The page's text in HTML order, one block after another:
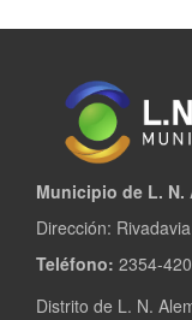
Municipio de L. N.
Dirección:
Teléfono: 2354-
Distrito de L. N.